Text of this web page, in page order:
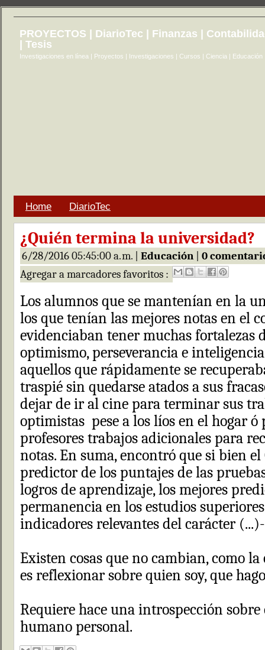
PROYECTOS | DiarioTec | Finanzas |
| Tesis
Investigaciones en línea | Proyectos | Investigaciones | Cursos | Ciencia | Educación
Home DiarioTec
¿Quién termina la universidad?
6/28/2016 05:45:00 a. m. | Educación
0
Agregar a marcadores favoritos :
Los alumnos que se mantenían en la
los que tenían las mejores notas en el
evidenciaban tener muchas fortalezas
optimismo, perseverancia e
aquellos que rápidamente se
traspié sin quedarse atados a sus
dejar de ir al cine para terminar sus
optimistas pese a los líos en el hogar ó
profesores trabajos adicionales para
notas. En suma, encontró que si bien
predictor de los puntajes de las
logros de aprendizaje, los mejores
permanencia en los estudios
indicadores relevantes del carácter
Existen cosas que no cambian, como
es reflexionar sobre quien soy, que
Requiere hace una introspección
humano personal.